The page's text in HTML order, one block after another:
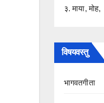
३. माया,
विषयवस्तु
भागवतगीता